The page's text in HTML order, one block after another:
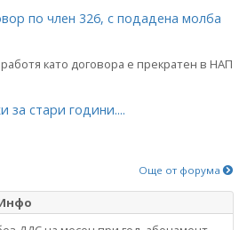
по член 326, с подадена молба
като договора е прекратен в НАП
за стари години....
Още от форума